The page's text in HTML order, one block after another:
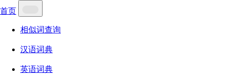
首页
相似词查询
汉语词典
英语词典